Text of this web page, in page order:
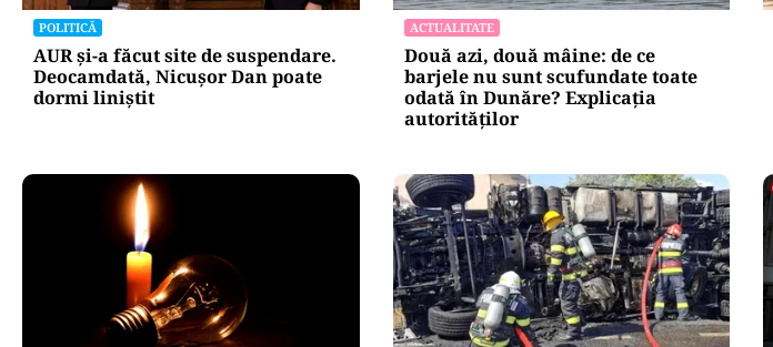
POLITICĂ
AUR și-a făcut site de suspendare.
Deocamdată, Nicușor Dan poate
dormi liniștit
ACTUALITATE
Două azi, două mâine: de ce
barjele nu sunt scufundate toate
odată în Dunăre? Explicația
autorităților